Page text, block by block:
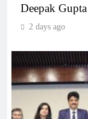
Deepak
2 days ago